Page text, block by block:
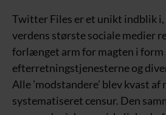
Twitter Files er et unikt indblik i,
verdens største sociale medier
forlænget arm for magten i form
efterretningstjenesterne og
Alle ’modstandere’ blev kvast af
systematiseret censur. Den